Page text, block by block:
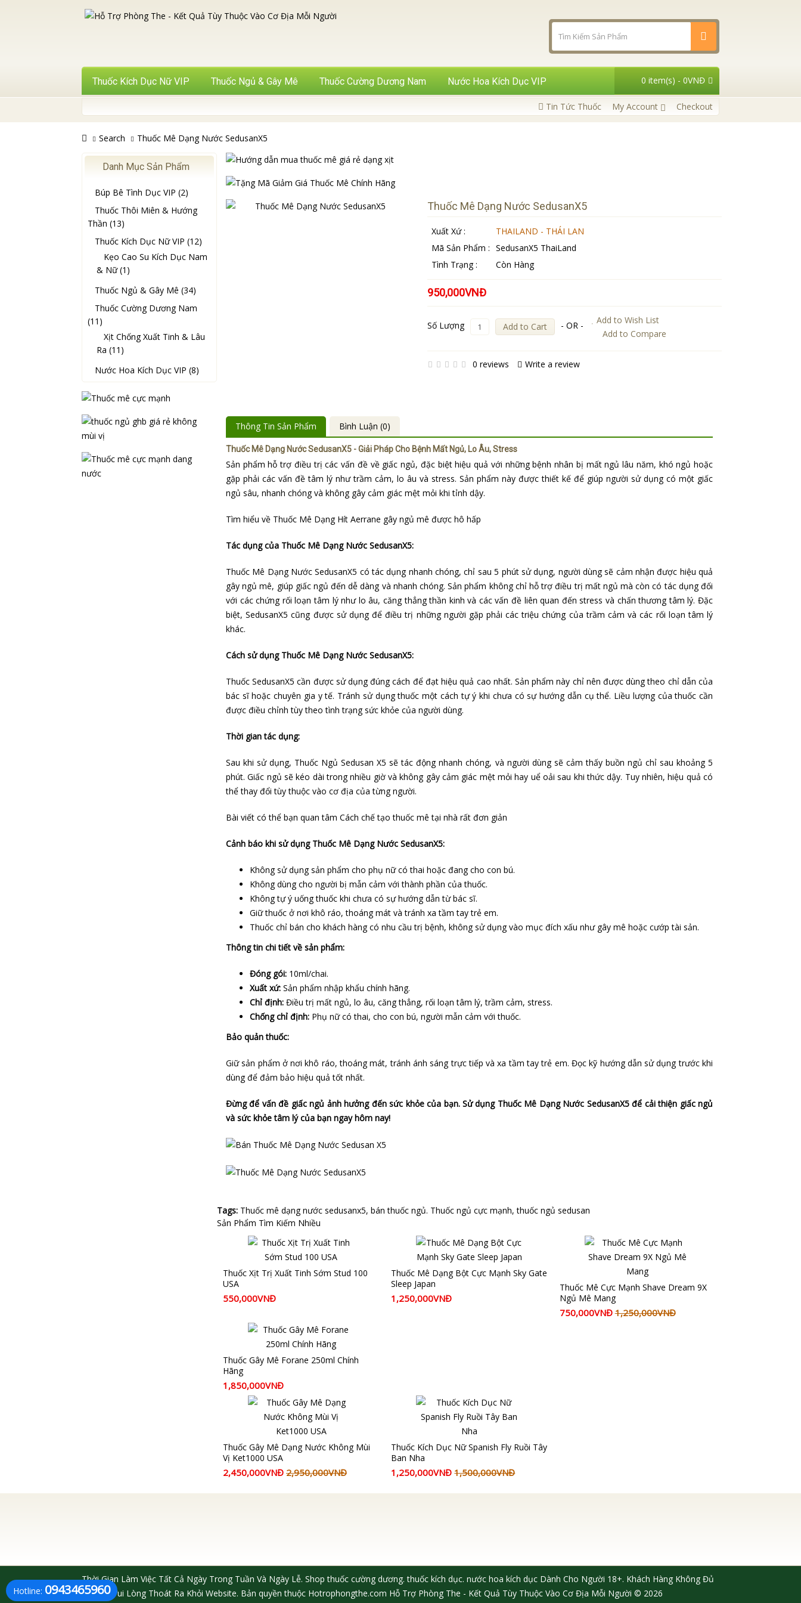
Thuốc Kích Dục Nữ VIP Thuốc Ngủ & Gây Mê Thuốc Cường Dương Nam Nước Hoa Kích Dục VIP 0 item(s) - 0VNĐ
Tin Tức Thuốc My Account Checkout
Search Thuốc Mê Dạng Nước SedusanX5
Danh Mục Sản Phẩm
Búp Bê Tình Dục VIP (2)
Thuốc Thôi Miên & Hướng
Thần (13)
Thuốc Kích Dục Nữ VIP (12)
Kẹo Cao Su Kích Dục Nam
& Nữ (1)
Thuốc Ngủ & Gây Mê (34)
Thuốc Cường Dương Nam
(11)
Xịt Chống Xuất Tinh & Lâu
Ra (11)
Nước Hoa Kích Dục VIP (8)
Thuốc Mê Dạng Nước SedusanX5
Xuất Xứ :
THAILAND - THÁI LAN
Mã Sản Phẩm : SedusanX5 ThaiLand
Tình Trạng :
Còn Hàng
950,000VNĐ
Số Lượng Add to Cart - OR -
Add to Wish List
Add to Compare
0 reviews Write a review
Thông Tin Sản Phẩm Bình Luận (0)
Thuốc Mê Dạng Nước SedusanX5 - Giải Pháp Cho Bệnh Mất Ngủ, Lo Âu, Stress
Sản phẩm hỗ trợ điều trị các vấn đề về giấc ngủ, đặc biệt hiệu quả với những bệnh nhân bị mất ngủ lâu năm, khó ngủ hoặc
gặp phải các vấn đề tâm lý như trầm cảm, lo âu và stress. Sản phẩm này được thiết kế để giúp người sử dụng có một giấc
ngủ sâu, nhanh chóng và không gây cảm giác mệt mỏi khi tỉnh dậy.
Tìm hiểu về Thuốc Mê Dạng Hít Aerrane gây ngủ mê được hô hấp
Tác dụng của Thuốc Mê Dạng Nước SedusanX5:
Thuốc Mê Dạng Nước SedusanX5 có tác dụng nhanh chóng, chỉ sau 5 phút sử dụng, người dùng sẽ cảm nhận được hiệu quả
gây ngủ mê, giúp giấc ngủ đến dễ dàng và nhanh chóng. Sản phẩm không chỉ hỗ trợ điều trị mất ngủ mà còn có tác dụng đối
với các chứng rối loạn tâm lý như lo âu, căng thẳng thần kinh và các vấn đề liên quan đến stress và chấn thương tâm lý. Đặc
biệt, SedusanX5 cũng được sử dụng để điều trị những người gặp phải các triệu chứng của trầm cảm và các rối loạn tâm lý
khác.
Cách sử dụng Thuốc Mê Dạng Nước SedusanX5:
Thuốc SedusanX5 cần được sử dụng đúng cách để đạt hiệu quả cao nhất. Sản phẩm này chỉ nên được dùng theo chỉ dẫn của
bác sĩ hoặc chuyên gia y tế. Tránh sử dụng thuốc một cách tự ý khi chưa có sự hướng dẫn cụ thể. Liều lượng của thuốc cần
được điều chỉnh tùy theo tình trạng sức khỏe của người dùng.
Thời gian tác dụng:
Sau khi sử dụng, Thuốc Ngủ Sedusan X5 sẽ tác động nhanh chóng, và người dùng sẽ cảm thấy buồn ngủ chỉ sau khoảng 5
phút. Giấc ngủ sẽ kéo dài trong nhiều giờ và không gây cảm giác mệt mỏi hay uể oải sau khi thức dậy. Tuy nhiên, hiệu quả có
thể thay đổi tùy thuộc vào cơ địa của từng người.
Bài viết có thể bạn quan tâm Cách chế tạo thuốc mê tại nhà rất đơn giản
Cảnh báo khi sử dụng Thuốc Mê Dạng Nước SedusanX5:
Không sử dụng sản phẩm cho phụ nữ có thai hoặc đang cho con bú.
Không dùng cho người bị mẫn cảm với thành phần của thuốc.
Không tự ý uống thuốc khi chưa có sự hướng dẫn từ bác sĩ.
Giữ thuốc ở nơi khô ráo, thoáng mát và tránh xa tầm tay trẻ em.
Thuốc chỉ bán cho khách hàng có nhu cầu trị bệnh, không sử dụng vào mục đích xấu như gây mê hoặc cướp tài sản.
Thông tin chi tiết về sản phẩm:
Đóng gói: 10ml/chai.
Xuất xứ: Sản phẩm nhập khẩu chính hãng.
Chỉ định: Điều trị mất ngủ, lo âu, căng thẳng, rối loạn tâm lý, trầm cảm, stress.
Chống chỉ định: Phụ nữ có thai, cho con bú, người mẫn cảm với thuốc.
Bảo quản thuốc:
Giữ sản phẩm ở nơi khô ráo, thoáng mát, tránh ánh sáng trực tiếp và xa tầm tay trẻ em. Đọc kỹ hướng dẫn sử dụng trước khi
dùng để đảm bảo hiệu quả tốt nhất.
Đừng để vấn đề giấc ngủ ảnh hưởng đến sức khỏe của bạn. Sử dụng Thuốc Mê Dạng Nước SedusanX5 để cải thiện giấc ngủ
và sức khỏe tâm lý của bạn ngay hôm nay!
Tags: Thuốc mê dạng nước sedusanx5, bán thuốc ngủ. Thuốc ngủ cực mạnh,thuốc ngủ sedusan
Sản Phẩm Tìm Kiếm Nhiều
Thuốc Xịt Trị Xuất Tinh Sớm Stud 100
USA
550,000VNĐ
Thuốc Mê Dạng Bột Cực Mạnh Sky Gate
Sleep Japan
1,250,000VNĐ
Thuốc Mê Cực Mạnh Shave Dream 9X
Ngủ Mê Mang
750,000VNĐ 1,250,000VNĐ
Thuốc Gây Mê Forane 250ml Chính
Hãng
1,850,000VNĐ
Thuốc Gây Mê Dạng Nước Không Mùi
Vị Ket1000 USA
2,450,000VNĐ 2,950,000VNĐ
Thuốc Kích Dục Nữ Spanish Fly Ruồi Tây
Ban Nha
1,250,000VNĐ 1,500,000VNĐ
Thời Gian Làm Việc Tất Cả Ngày Trong Tuần Và Ngày Lễ. Shop thuốc cường dương. thuốc kích dục. nước hoa kích dục Dành Cho Người 18+. Khách Hàng Không Đủ
18 Tuổi Vui Lòng Thoát Ra Khỏi Website. Bản quyền thuộc Hotrophongthe.com Hỗ Trợ Phòng The - Kết Quả Tùy Thuộc Vào Cơ Địa Mỗi Người © 2026
Hotline: 0943465960